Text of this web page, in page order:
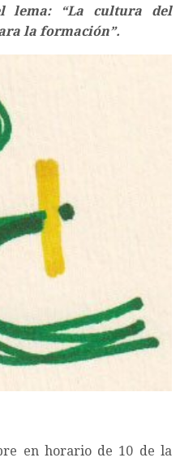
lema: “La cultura del
la formación”.
en horario de 10 de la